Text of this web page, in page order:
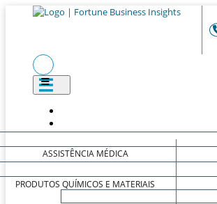
ASSISTÊNCIA MÉDICA
PRODUTOS QUÍMICOS E MATERIAIS